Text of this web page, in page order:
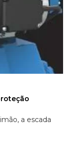
a escada